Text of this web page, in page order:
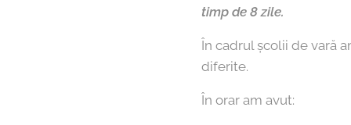
timp de 8 zile.
În cadrul școlii de vară
diferite.
În orar am avut: